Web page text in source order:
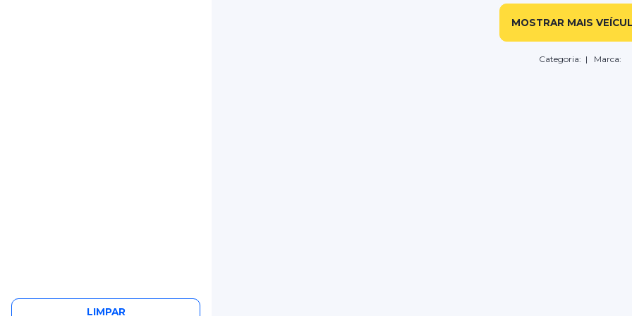
LIMPAR
MOSTRAR MAIS
Categoria: | Marca: